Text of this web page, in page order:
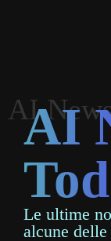
AIAI
Le ultime
alcune